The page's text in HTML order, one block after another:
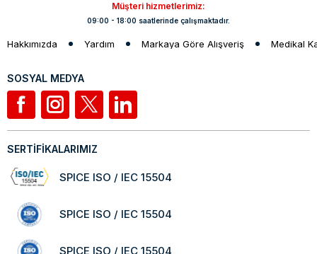
Müşteri hizmetlerimiz:
09:00 - 18:00 saatlerinde çalışmaktadır.
Hakkımızda Yardım Markaya Göre Alışveriş Medikal
SOSYAL MEDYA
SERTİFİKALARIMIZ
SPICE ISO / IEC 15504
SPICE ISO / IEC 15504
SPICE ISO / IEC 15504